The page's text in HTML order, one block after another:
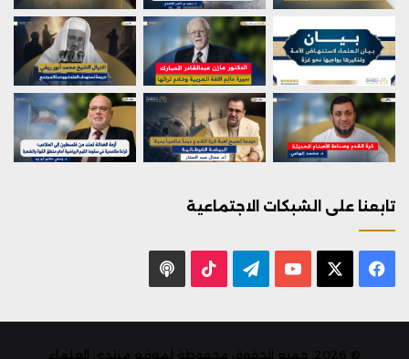
تابعنا على الشبكات الاجتماعية
فيسبوك يوتيوب تيلقرام ‫TikTok
© 2026, جميع الحقوق محفوظة لموقع منتدى العلماء